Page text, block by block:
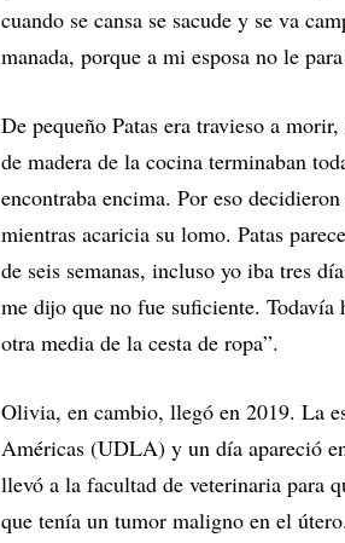
cuando se cansa se sacude y se va
manada, porque a mi esposa no le
De pequeño Patas era travieso a
de madera de la cocina terminaban
encontraba encima. Por eso
mientras acaricia su lomo. Patas
de seis semanas, incluso yo iba tres
me dijo que no fue suficiente. Todavía
otra media de la cesta de ropa”.
Olivia, en cambio, llegó en 2019. La
Américas (UDLA) y un día apareció
llevó a la facultad de veterinaria para
que tenía un tumor maligno en el